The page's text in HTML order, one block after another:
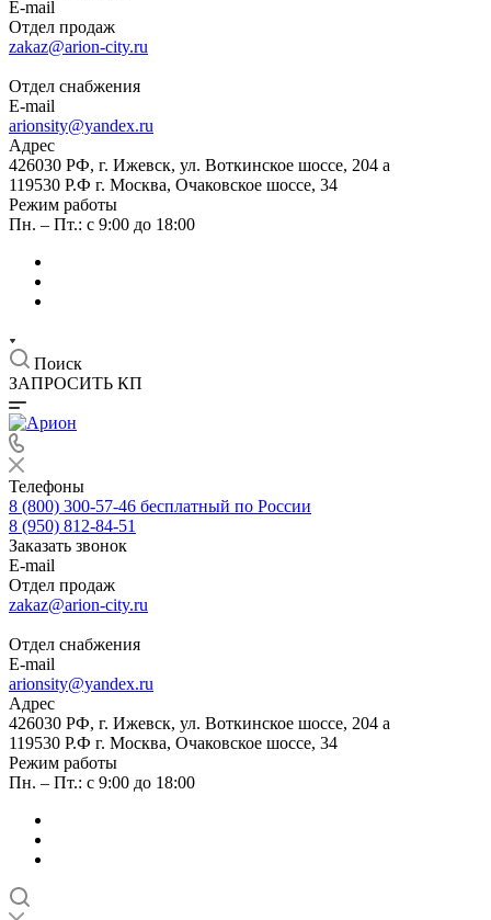
E-mail
Отдел продаж
zakaz@arion-city.ru
Отдел снабжения
E-mail
arionsity@yandex.ru
Адрес
426030 РФ, г. Ижевск, ул. Воткинское шоссе, 204 а
119530 Р.Ф г. Москва, Очаковское шоссе, 34
Режим работы
Пн. – Пт.: с 9:00 до 18:00
Поиск
ЗАПРОСИТЬ КП
Телефоны
8 (800) 300-57-46 бесплатный по России
8 (950) 812-84-51
Заказать звонок
E-mail
Отдел продаж
zakaz@arion-city.ru
Отдел снабжения
E-mail
arionsity@yandex.ru
Адрес
426030 РФ, г. Ижевск, ул. Воткинское шоссе, 204 а
119530 Р.Ф г. Москва, Очаковское шоссе, 34
Режим работы
Пн. – Пт.: с 9:00 до 18:00